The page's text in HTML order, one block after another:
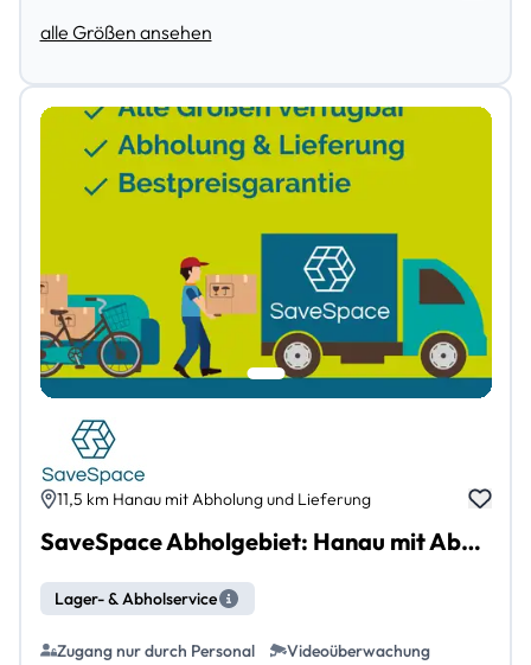
alle Größen ansehen
11,5 km Hanau mit Abholung und Lieferung
SaveSpace Abholgebiet: Hanau mit Abholung und Lieferung
Lager- & Abholservice
Zugang nur durch Personal
Videoüberwachung